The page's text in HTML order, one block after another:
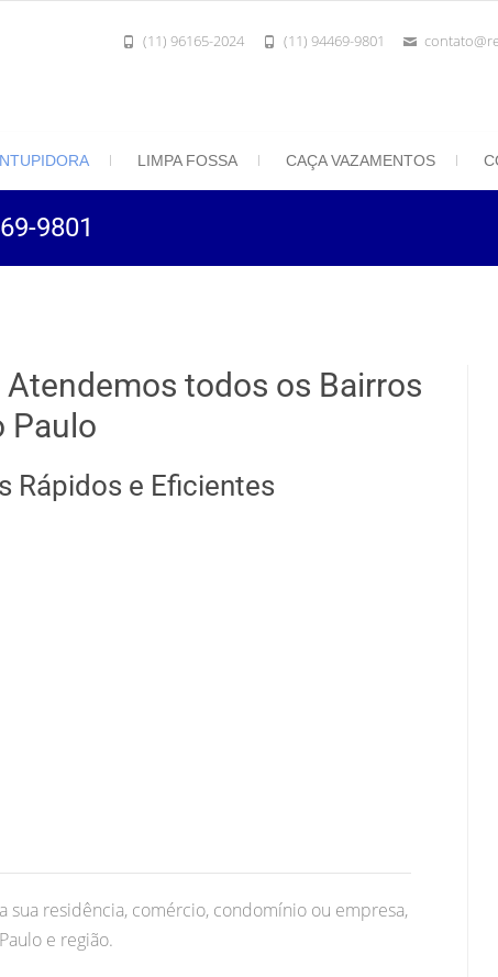
(11) 96165-2024 (11) 94469-9801
LIMPA FOSSA CAÇA VAZAMENTOS
9801
todos os Bairros
Paulo
Rápidos e Eficientes
residência, comércio, condomínio ou empresa,
e região.